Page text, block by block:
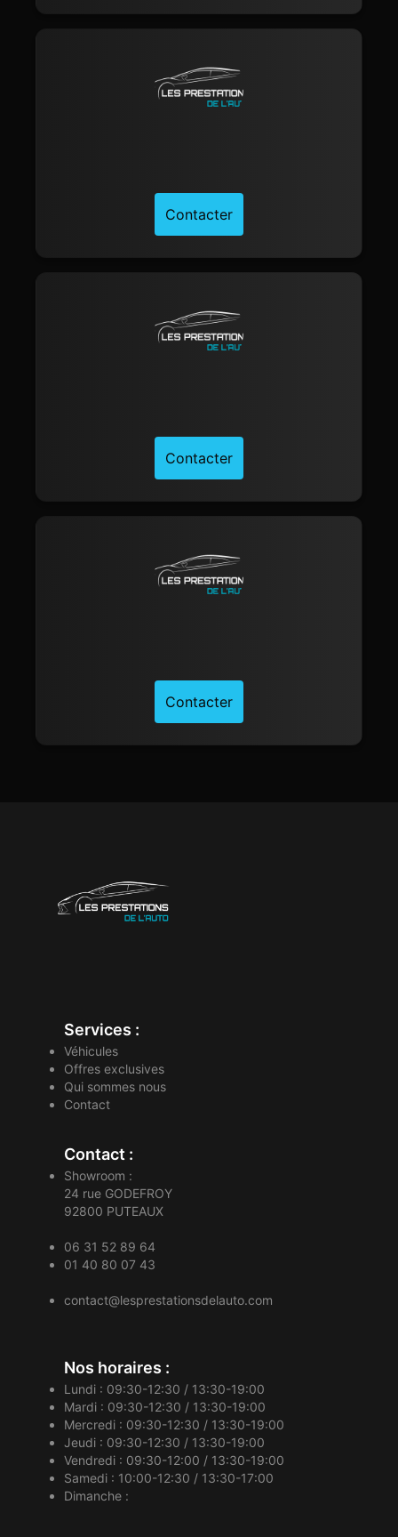
Contacter
Contacter
Contacter
Services :
Véhicules
Offres exclusives
Qui sommes nous
Contact
Contact :
Showroom :
24 rue GODEFROY
92800 PUTEAUX
06 31 52 89 64
01 40 80 07 43
contact@lesprestationsdelauto.com
Nos horaires :
Lundi : 09:30-12:30 / 13:30-19:00
Mardi : 09:30-12:30 / 13:30-19:00
Mercredi : 09:30-12:30 / 13:30-19:00
Jeudi : 09:30-12:30 / 13:30-19:00
Vendredi : 09:30-12:00 / 13:30-19:00
Samedi : 10:00-12:30 / 13:30-17:00
Dimanche :